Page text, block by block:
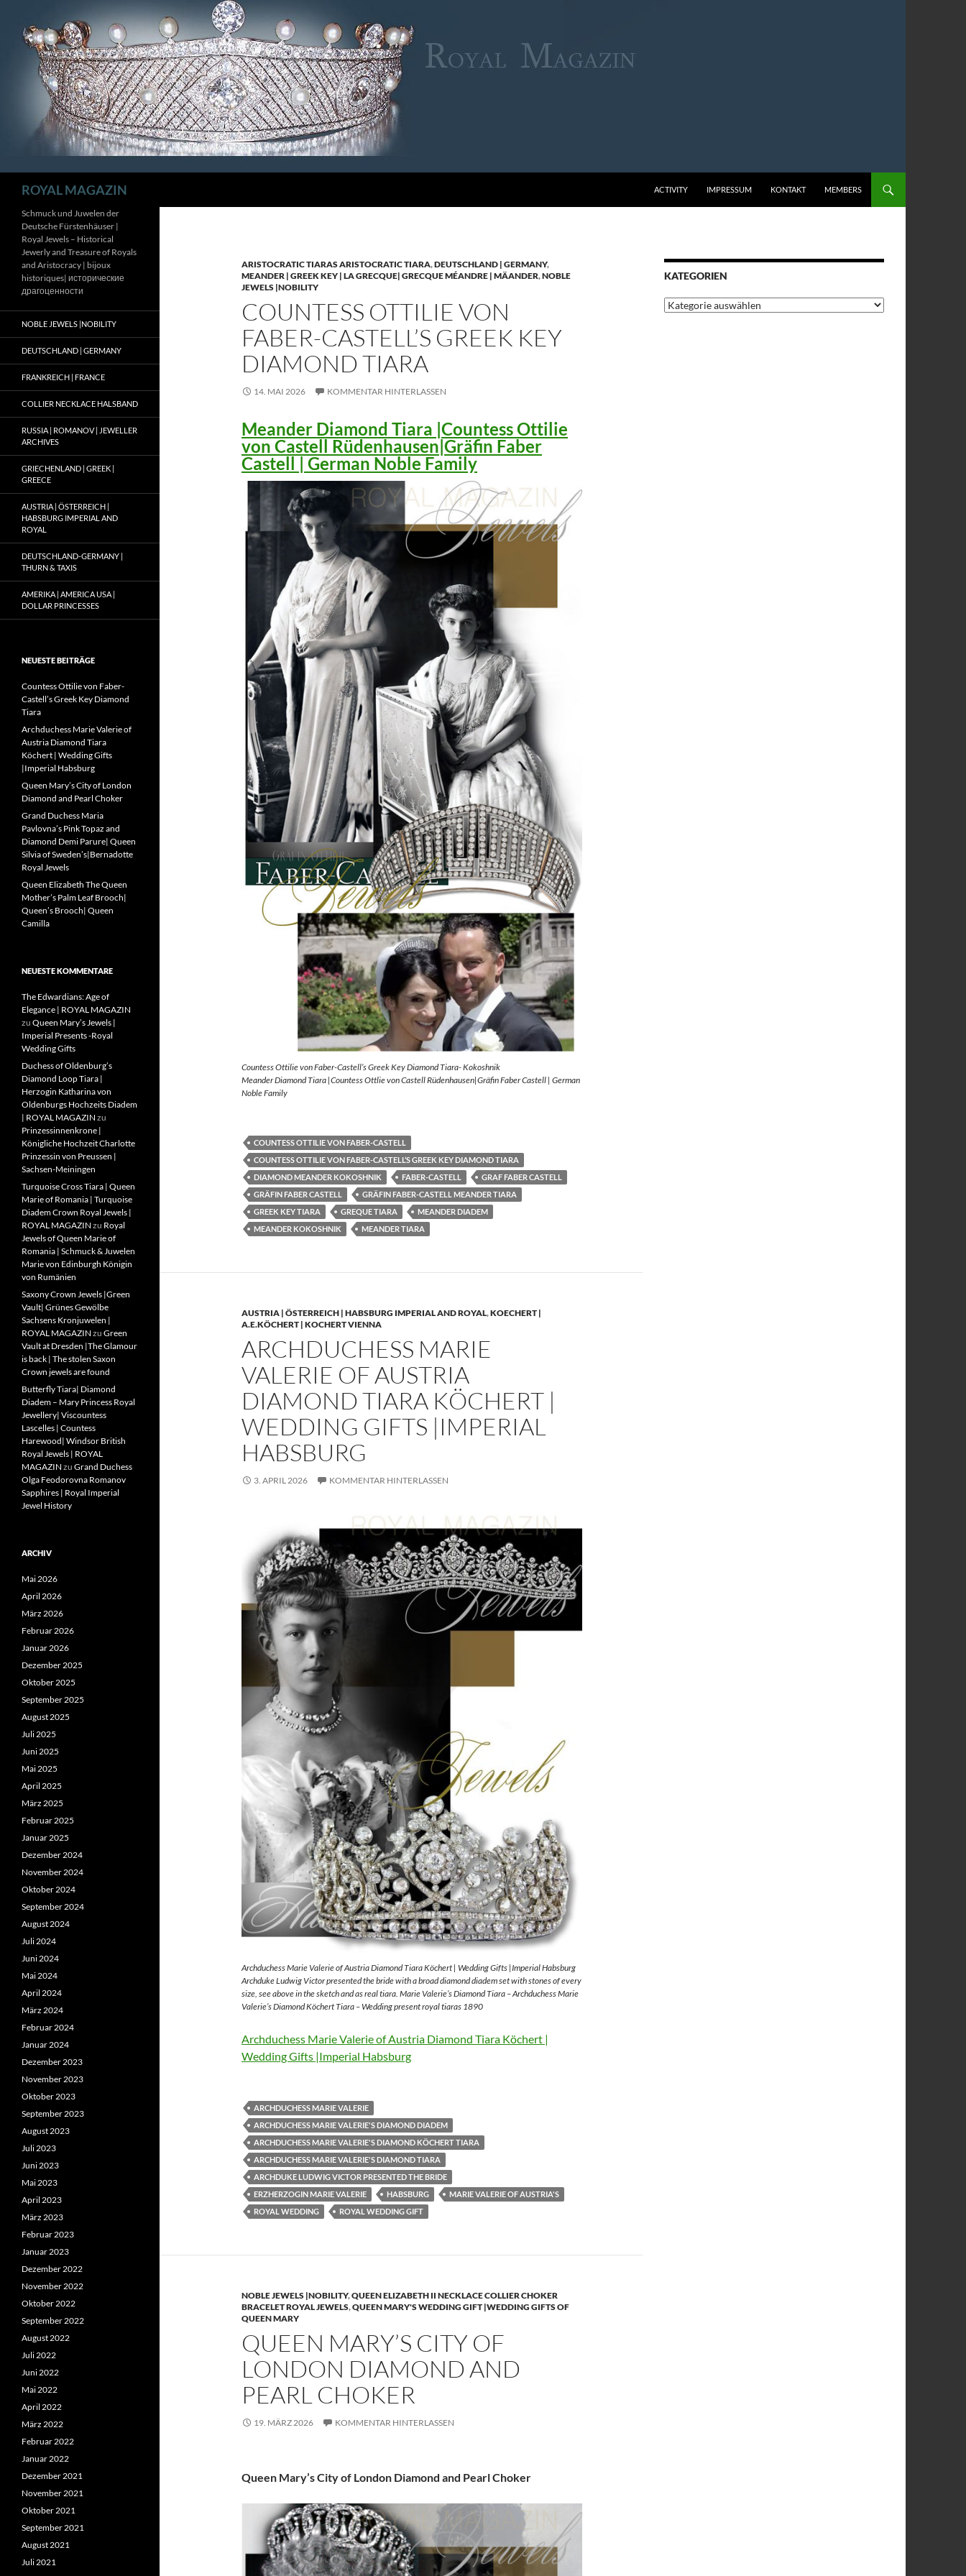
Inhalt
springen
ROYAL MAGAZIN ACTIVITY IMPRESSUM KONTAKT MEMBERS
ARISTOCRATIC TIARAS ARISTOCRATIC TIARA,DEUTSCHLAND | GERMANY,
MEANDER | GREEK KEY | LA GRECQUE| GRECQUE MÉANDRE | MÄANDER,NOBLE
JEWELS |NOBILITY
COUNTESS OTTILIE VON
FABER-CASTELL’S GREEK KEY
DIAMOND TIARA
14. MAI 2026 KOMMENTAR HINTERLASSEN
Meander Diamond Tiara |Countess Ottilie
von Castell Rüdenhausen|Gräfin Faber
Castell | German Noble Family
Countess Ottilie von Faber-Castell’s Greek Key Diamond Tiara- Kokoshnik
Meander Diamond Tiara |Countess Ottlie von Castell Rüdenhausen|Gräfin Faber Castell | German
Noble Family
COUNTESS OTTILIE VON FABER-CASTELL
COUNTESS OTTILIE VON FABER-CASTELL’S GREEK KEY DIAMOND TIARA
DIAMOND MEANDER KOKOSHNIK
FABER-CASTELL
GRAF FABER CASTELL
GRÄFIN FABER CASTELL
GRÄFIN FABER-CASTELL MEANDER TIARA
GREEK KEY TIARA
GREQUE TIARA
MEANDER DIADEM
MEANDER KOKOSHNIK
MEANDER TIARA
AUSTRIA | ÖSTERREICH | HABSBURG IMPERIAL AND ROYAL,KOECHERT |
A.E.KÖCHERT | KOCHERT VIENNA
ARCHDUCHESS MARIE
VALERIE OF AUSTRIA
DIAMOND TIARA KÖCHERT |
WEDDING GIFTS |IMPERIAL
HABSBURG
3. APRIL 2026 KOMMENTAR HINTERLASSEN
Archduchess Marie Valerie of Austria Diamond Tiara Köchert | Wedding Gifts |Imperial Habsburg
Archduke Ludwig Victor presented the bride with a broad diamond diadem set with stones of every
size, see above in the sketch and as real tiara. Marie Valerie’s Diamond Tiara – Archduchess Marie
Valerie’s Diamond Köchert Tiara – Wedding present royal tiaras 1890
Archduchess Marie Valerie of Austria Diamond Tiara Köchert |
Wedding Gifts |Imperial Habsburg
ARCHDUCHESS MARIE VALERIE
ARCHDUCHESS MARIE VALERIE'S DIAMOND DIADEM
ARCHDUCHESS MARIE VALERIE'S DIAMOND KÖCHERT TIARA
ARCHDUCHESS MARIE VALERIE'S DIAMOND TIARA
ARCHDUKE LUDWIG VICTOR PRESENTED THE BRIDE
ERZHERZOGIN MARIE VALERIE
HABSBURG
MARIE VALERIE OF AUSTRIA'S
ROYAL WEDDING
ROYAL WEDDING GIFT
NOBLE JEWELS |NOBILITY,QUEEN ELIZABETH II NECKLACE COLLIER CHOKER
BRACELET ROYAL JEWELS,QUEEN MARY'S WEDDING GIFT |WEDDING GIFTS OF
QUEEN MARY
QUEEN MARY’S CITY OF
LONDON DIAMOND AND
PEARL CHOKER
19. MÄRZ 2026 KOMMENTAR HINTERLASSEN
Queen Mary’s City of London Diamond and Pearl Choker
KATEGORIEN
Kategorien
Schmuck und Juwelen der
Deutsche Fürstenhäuser |
Royal Jewels – Historical
Jewerly and Treasure of Royals
and Aristocracy | bijoux
historiques| исторические
драгоценности
NOBLE JEWELS |NOBILITY
DEUTSCHLAND | GERMANY
FRANKREICH | FRANCE
COLLIER NECKLACE HALSBAND
RUSSIA | ROMANOV | JEWELLER
ARCHIVES
GRIECHENLAND | GREEK |
GREECE
AUSTRIA | ÖSTERREICH |
HABSBURG IMPERIAL AND
ROYAL
DEUTSCHLAND-GERMANY |
THURN & TAXIS
AMERIKA | AMERICA USA |
DOLLAR PRINCESSES
NEUESTE BEITRÄGE
Countess Ottilie von Faber-
Castell’s Greek Key Diamond
Tiara
Archduchess Marie Valerie of
Austria Diamond Tiara
Köchert | Wedding Gifts
|Imperial Habsburg
Queen Mary’s City of London
Diamond and Pearl Choker
Grand Duchess Maria
Pavlovna’s Pink Topaz and
Diamond Demi Parure| Queen
Silvia of Sweden’s|Bernadotte
Royal Jewels
Queen Elizabeth The Queen
Mother’s Palm Leaf Brooch|
Queen’s Brooch| Queen
Camilla
NEUESTE KOMMENTARE
The Edwardians: Age of
Elegance | ROYAL MAGAZIN
zu Queen Mary’s Jewels |
Imperial Presents -Royal
Wedding Gifts
Duchess of Oldenburg’s
Diamond Loop Tiara |
Herzogin Katharina von
Oldenburgs Hochzeits Diadem
| ROYAL MAGAZIN zu
Prinzessinnenkrone |
Königliche Hochzeit Charlotte
Prinzessin von Preussen |
Sachsen-Meiningen
Turquoise Cross Tiara | Queen
Marie of Romania | Turquoise
Diadem Crown Royal Jewels |
ROYAL MAGAZIN zu Royal
Jewels of Queen Marie of
Romania | Schmuck & Juwelen
Marie von Edinburgh Königin
von Rumänien
Saxony Crown Jewels |Green
Vault| Grünes Gewölbe
Sachsens Kronjuwelen |
ROYAL MAGAZIN zu Green
Vault at Dresden |The Glamour
is back | The stolen Saxon
Crown jewels are found
Butterfly Tiara| Diamond
Diadem – Mary Princess Royal
Jewellery| Viscountess
Lascelles | Countess
Harewood| Windsor British
Royal Jewels | ROYAL
MAGAZIN zu Grand Duchess
Olga Feodorovna Romanov
Sapphires | Royal Imperial
Jewel History
ARCHIV
Mai 2026
April 2026
März 2026
Februar 2026
Januar 2026
Dezember 2025
Oktober 2025
September 2025
August 2025
Juli 2025
Juni 2025
Mai 2025
April 2025
März 2025
Februar 2025
Januar 2025
Dezember 2024
November 2024
Oktober 2024
September 2024
August 2024
Juli 2024
Juni 2024
Mai 2024
April 2024
März 2024
Februar 2024
Januar 2024
Dezember 2023
November 2023
Oktober 2023
September 2023
August 2023
Juli 2023
Juni 2023
Mai 2023
April 2023
März 2023
Februar 2023
Januar 2023
Dezember 2022
November 2022
Oktober 2022
September 2022
August 2022
Juli 2022
Juni 2022
Mai 2022
April 2022
März 2022
Februar 2022
Januar 2022
Dezember 2021
November 2021
Oktober 2021
September 2021
August 2021
Juli 2021